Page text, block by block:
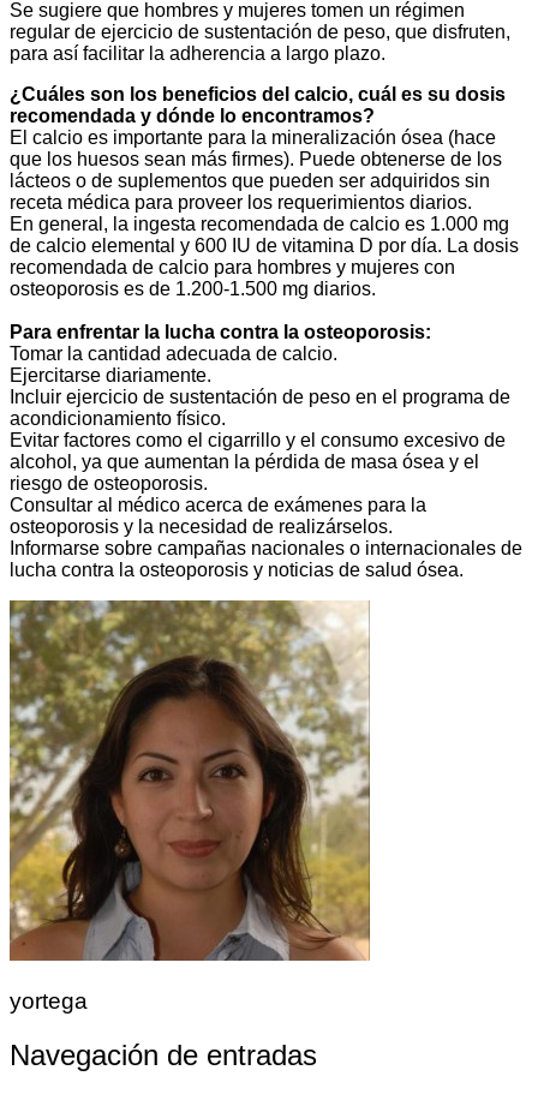
Se sugiere que hombres y mujeres tomen un régimen
regular de ejercicio de sustentación de peso, que disfruten,
para así facilitar la adherencia a largo plazo.
¿Cuáles son los beneficios del calcio, cuál es su dosis
recomendada y dónde lo encontramos?
El calcio es importante para la mineralización ósea (hace
que los huesos sean más firmes). Puede obtenerse de los
lácteos o de suplementos que pueden ser adquiridos sin
receta médica para proveer los requerimientos diarios.
En general, la ingesta recomendada de calcio es 1.000 mg
de calcio elemental y 600 IU de vitamina D por día. La dosis
recomendada de calcio para hombres y mujeres con
osteoporosis es de 1.200-1.500 mg diarios.
Para enfrentar la lucha contra la osteoporosis:
Tomar la cantidad adecuada de calcio.
Ejercitarse diariamente.
Incluir ejercicio de sustentación de peso en el programa de
acondicionamiento físico.
Evitar factores como el cigarrillo y el consumo excesivo de
alcohol, ya que aumentan la pérdida de masa ósea y el
riesgo de osteoporosis.
Consultar al médico acerca de exámenes para la
osteoporosis y la necesidad de realizárselos.
Informarse sobre campañas nacionales o internacionales de
lucha contra la osteoporosis y noticias de salud ósea.
yortega
Navegación de entradas